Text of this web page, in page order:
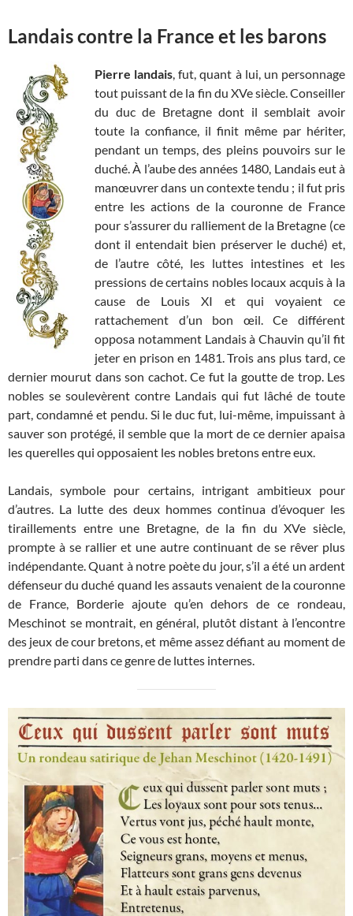
Landais contre la France et les barons
Pierre landais, fut, quant à lui, un personnage
tout puissant de la fin du XVe siècle. Conseiller
du duc de Bretagne dont il semblait avoir
toute la confiance, il finit même par hériter,
pendant un temps, des pleins pouvoirs sur le
duché. À l’aube des années 1480, Landais eut à
manœuvrer dans un contexte tendu ; il fut pris
entre les actions de la couronne de France
pour s’assurer du ralliement de la Bretagne (ce
dont il entendait bien préserver le duché) et,
de l’autre côté, les luttes intestines et les
pressions de certains nobles locaux acquis à la
cause de Louis XI et qui voyaient ce
rattachement d’un bon œil. Ce différent
opposa notamment Landais à Chauvin qu’il fit
jeter en prison en 1481. Trois ans plus tard, ce
dernier mourut dans son cachot. Ce fut la goutte de trop. Les
nobles se soulevèrent contre Landais qui fut lâché de toute
part, condamné et pendu. Si le duc fut, lui-même, impuissant à
sauver son protégé, il semble que la mort de ce dernier apaisa
les querelles qui opposaient les nobles bretons entre eux.
Landais, symbole pour certains, intrigant ambitieux pour
d’autres. La lutte des deux hommes continua d’évoquer les
tiraillements entre une Bretagne, de la fin du XVe siècle,
prompte à se rallier et une autre continuant de se rêver plus
indépendante. Quant à notre poète du jour, s’il a été un ardent
défenseur du duché quand les assauts venaient de la couronne
de France, Borderie ajoute qu’en dehors de ce rondeau,
Meschinot se montrait, en général, plutôt distant à l’encontre
des jeux de cour bretons, et même assez défiant au moment de
prendre parti dans ce genre de luttes internes.